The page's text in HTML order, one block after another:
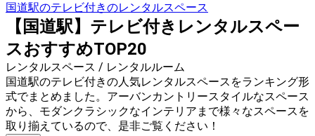
国道駅のテレビ付きのレンタルスペース
【国道駅】テレビ付きレンタルスペー
スおすすめTOP20
レンタルスペース / レンタルルーム
国道駅のテレビ付きの人気レンタルスペースをランキング形
式でまとめました。アーバンカントリースタイルなスペース
から、モダンクラシックなインテリアまで様々なスペースを
取り揃えているので、是非ご覧ください！